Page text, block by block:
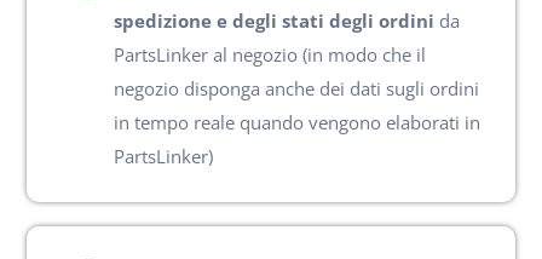
spedizione e degli stati degli ordini da
PartsLinker al negozio (in modo che il
negozio disponga anche dei dati sugli ordini
in tempo reale quando vengono elaborati in
PartsLinker)